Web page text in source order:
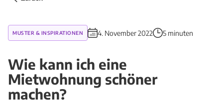
MUSTER & INSPIRATIONEN 4. November 2022 5 minuten
Wie kann ich eine
Mietwohnung schöner
machen?